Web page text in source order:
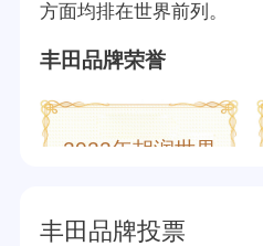
方面均排在世界前列。
丰田品牌荣誉
2022年胡润世界
丰田品牌投票